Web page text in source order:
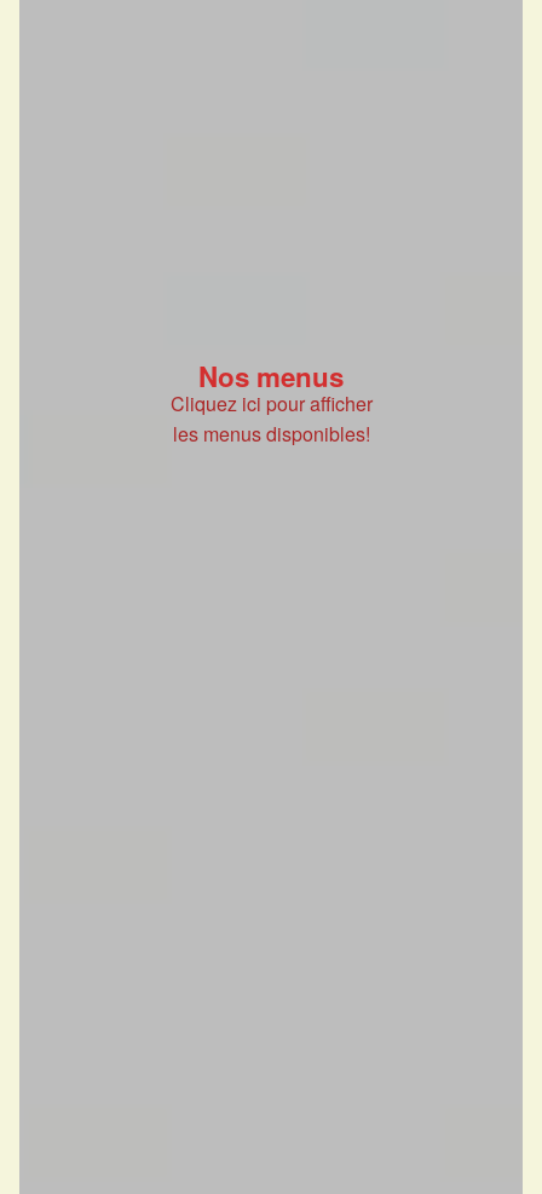
Nos menus
Cliquez ici pour afficher
les menus disponibles!